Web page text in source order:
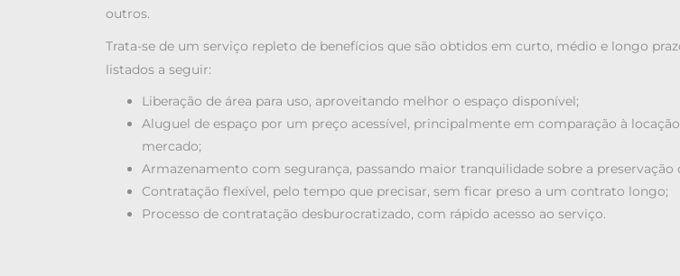
outros.
Trata-se de um serviço repleto de benefícios que são obtidos em curto, médio e longo
listados a seguir:
Liberação de área para uso, aproveitando melhor o espaço disponível;
Aluguel de espaço por um preço acessível, principalmente em comparação à
mercado;
Armazenamento com segurança, passando maior tranquilidade sobre a preservação
Contratação flexível, pelo tempo que precisar, sem ficar preso a um contrato longo;
Processo de contratação desburocratizado, com rápido acesso ao serviço.